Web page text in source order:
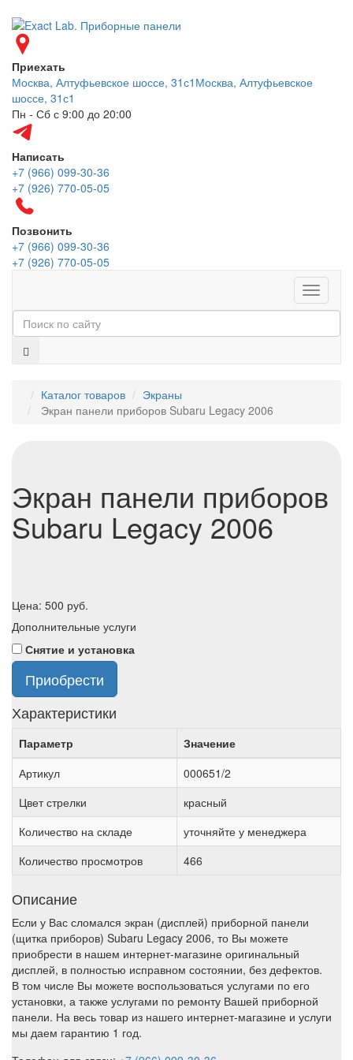
Приехать
Москва, Алтуфьевское шоссе, 31с1 Москва, Алтуфьевское
шоссе, 31с1
Пн - Сб с 9:00 до 20:00
Написать
+7 (966) 099-30-36
+7 (926) 770-05-05
Позвонить
+7 (966) 099-30-36
+7 (926) 770-05-05
Меню
Каталог товаров
Экраны
Экран панели приборов Subaru Legacy 2006
Экран панели приборов
Subaru Legacy 2006
Цена: 500 руб.
Дополнительные услуги
Снятие и установка
Приобрести
Характеристики
Параметр
Значение
Артикул
000651/2
Цвет стрелки
красный
Количество на складе
уточняйте у менеджера
Количество просмотров
466
Описание
Если у Вас сломался экран (дисплей) приборной панели
(щитка приборов) Subaru Legacy 2006, то Вы можете
приобрести в нашем интернет-магазине оригинальный
дисплей, в полностью исправном состоянии, без дефектов.
В том числе Вы можете воспользоваться услугами по его
установки, а также услугами по ремонту Вашей приборной
панели. На весь товар из нашего интернет-магазине и услуги
мы даем гарантию 1 год.